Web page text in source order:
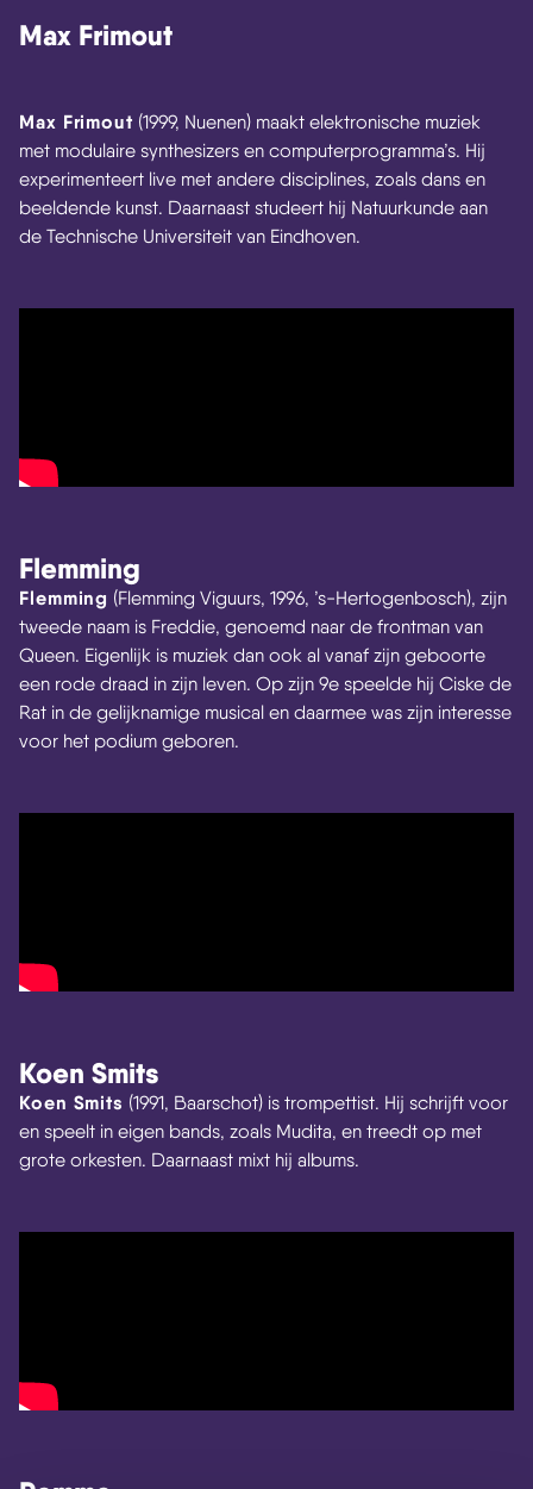
Max Frimout
Max Frimout (1999, Nuenen) maakt elektronische muziek
met modulaire synthesizers en computerprogramma’s. Hij
experimenteert live met andere disciplines, zoals dans en
beeldende kunst. Daarnaast studeert hij Natuurkunde aan
de Technische Universiteit van Eindhoven.
Flemming
Flemming (Flemming Viguurs, 1996, ’s-Hertogenbosch), zijn
tweede naam is Freddie, genoemd naar de frontman van
Queen. Eigenlijk is muziek dan ook al vanaf zijn geboorte
een rode draad in zijn leven. Op zijn 9e speelde hij Ciske de
Rat in de gelijknamige musical en daarmee was zijn interesse
voor het podium geboren.
Koen Smits
Koen Smits (1991, Baarschot) is trompettist. Hij schrijft voor
en speelt in eigen bands, zoals Mudita, en treedt op met
grote orkesten. Daarnaast mixt hij albums.